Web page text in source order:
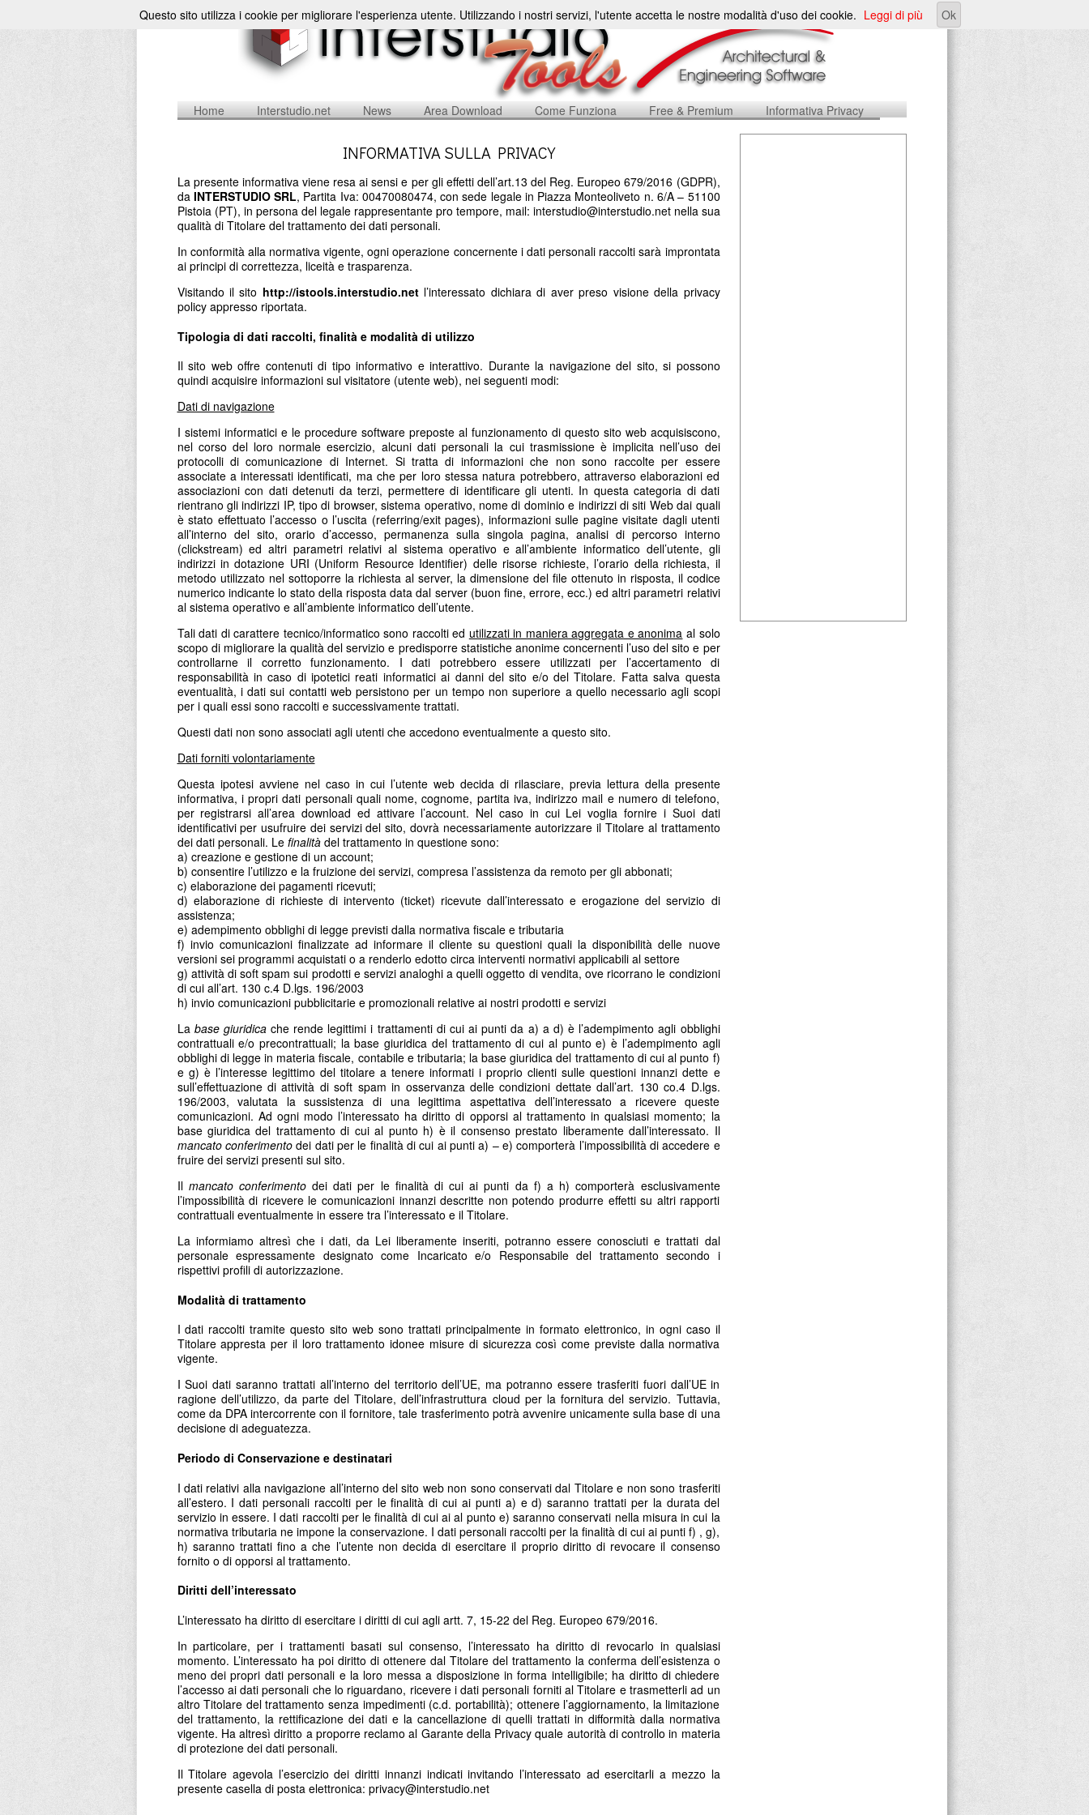
Home Interstudio.net News Area Download Come Funziona Free & Premium Informativa Privacy
INFORMATIVA SULLA PRIVACY
La presente informativa viene resa ai sensi e per gli effetti dell’art.13 del Reg. Europeo 679/2016 (GDPR),
da INTERSTUDIO SRL, Partita Iva: 00470080474, con sede legale in Piazza Monteoliveto n. 6/A – 51100
Pistoia (PT), in persona del legale rappresentante pro tempore, mail: interstudio@interstudio.net nella sua
qualità di Titolare del trattamento dei dati personali.
In conformità alla normativa vigente, ogni operazione concernente i dati personali raccolti sarà improntata
ai principi di correttezza, liceità e trasparenza.
Visitando il sito http://istools.interstudio.netl’interessato dichiara di aver preso visione della privacy
policy appresso riportata.
Tipologia di dati raccolti, finalità e modalità di utilizzo
Il sito web offre contenuti di tipo informativo e interattivo. Durante la navigazione del sito, si possono
quindi acquisire informazioni sul visitatore (utente web), nei seguenti modi:
Dati di navigazione
I sistemi informatici e le procedure software preposte al funzionamento di questo sito web acquisiscono,
nel corso del loro normale esercizio, alcuni dati personali la cui trasmissione è implicita nell’uso dei
protocolli di comunicazione di Internet. Si tratta di informazioni che non sono raccolte per essere
associate a interessati identificati, ma che per loro stessa natura potrebbero, attraverso elaborazioni ed
associazioni con dati detenuti da terzi, permettere di identificare gli utenti. In questa categoria di dati
rientrano gli indirizzi IP, tipo di browser, sistema operativo, nome di dominio e indirizzi di siti Web dai quali
è stato effettuato l’accesso o l’uscita (referring/exit pages), informazioni sulle pagine visitate dagli utenti
all’interno del sito, orario d’accesso, permanenza sulla singola pagina, analisi di percorso interno
(clickstream) ed altri parametri relativi al sistema operativo e all’ambiente informatico dell’utente, gli
indirizzi in dotazione URI (Uniform Resource Identifier) delle risorse richieste, l’orario della richiesta, il
metodo utilizzato nel sottoporre la richiesta al server, la dimensione del file ottenuto in risposta, il codice
numerico indicante lo stato della risposta data dal server (buon fine, errore, ecc.) ed altri parametri relativi
al sistema operativo e all’ambiente informatico dell’utente.
Tali dati di carattere tecnico/informatico sono raccolti ed utilizzati in maniera aggregata e anonima al solo
scopo di migliorare la qualità del servizio e predisporre statistiche anonime concernenti l’uso del sito e per
controllarne il corretto funzionamento. I dati potrebbero essere utilizzati per l’accertamento di
responsabilità in caso di ipotetici reati informatici ai danni del sito e/o del Titolare. Fatta salva questa
eventualità, i dati sui contatti web persistono per un tempo non superiore a quello necessario agli scopi
per i quali essi sono raccolti e successivamente trattati.
Questi dati non sono associati agli utenti che accedono eventualmente a questo sito.
Dati forniti volontariamente
Questa ipotesi avviene nel caso in cui l’utente web decida di rilasciare, previa lettura della presente
informativa, i propri dati personali quali nome, cognome, partita iva, indirizzo mail e numero di telefono,
per registrarsi all’area download ed attivare l’account. Nel caso in cui Lei voglia fornire i Suoi dati
identificativi per usufruire dei servizi del sito, dovrà necessariamente autorizzare il Titolare al trattamento
dei dati personali. Le finalitàdel trattamento in questione sono:
a) creazione e gestione di un account;
b) consentire l’utilizzo e la fruizione dei servizi, compresa l’assistenza da remoto per gli abbonati;
c) elaborazione dei pagamenti ricevuti;
d) elaborazione di richieste di intervento (ticket) ricevute dall’interessato e erogazione del servizio di
assistenza;
e) adempimento obblighi di legge previsti dalla normativa fiscale e tributaria
f) invio comunicazioni finalizzate ad informare il cliente su questioni quali la disponibilità delle nuove
versioni sei programmi acquistati o a renderlo edotto circa interventi normativi applicabili al settore
g) attività di soft spam sui prodotti e servizi analoghi a quelli oggetto di vendita, ove ricorrano le condizioni
di cui all’art. 130 c.4 D.lgs. 196/2003
h) invio comunicazioni pubblicitarie e promozionali relative ai nostri prodotti e servizi
La base giuridicache rende legittimi i trattamenti di cui ai punti da a) a d) è l’adempimento agli obblighi
contrattuali e/o precontrattuali; la base giuridica del trattamento di cui al punto e) è l’adempimento agli
obblighi di legge in materia fiscale, contabile e tributaria; la base giuridica del trattamento di cui al punto f)
e g) è l’interesse legittimo del titolare a tenere informati i proprio clienti sulle questioni innanzi dette e
sull’effettuazione di attività di soft spam in osservanza delle condizioni dettate dall’art. 130 co.4 D.lgs.
196/2003, valutata la sussistenza di una legittima aspettativa dell’interessato a ricevere queste
comunicazioni. Ad ogni modo l’interessato ha diritto di opporsi al trattamento in qualsiasi momento; la
base giuridica del trattamento di cui al punto h) è il consenso prestato liberamente dall’interessato. Il
mancato conferimentodei dati per le finalità di cui ai punti a) – e) comporterà l’impossibilità di accedere e
fruire dei servizi presenti sul sito.
Il mancato conferimentodei dati per le finalità di cui ai punti da f) a h) comporterà esclusivamente
l’impossibilità di ricevere le comunicazioni innanzi descritte non potendo produrre effetti su altri rapporti
contrattuali eventualmente in essere tra l’interessato e il Titolare.
La informiamo altresì che i dati, da Lei liberamente inseriti, potranno essere conosciuti e trattati dal
personale espressamente designato come Incaricato e/o Responsabile del trattamento secondo i
rispettivi profili di autorizzazione.
Modalità di trattamento
I dati raccolti tramite questo sito web sono trattati principalmente in formato elettronico, in ogni caso il
Titolare appresta per il loro trattamento idonee misure di sicurezza così come previste dalla normativa
vigente.
I Suoi dati saranno trattati all’interno del territorio dell’UE, ma potranno essere trasferiti fuori dall’UE in
ragione dell’utilizzo, da parte del Titolare, dell’infrastruttura cloud per la fornitura del servizio. Tuttavia,
come da DPA intercorrente con il fornitore, tale trasferimento potrà avvenire unicamente sulla base di una
decisione di adeguatezza.
Periodo di Conservazione e destinatari
I dati relativi alla navigazione all’interno del sito web non sono conservati dal Titolare e non sono trasferiti
all’estero. I dati personali raccolti per le finalità di cui ai punti a) e d) saranno trattati per la durata del
servizio in essere. I dati raccolti per le finalità di cui ai al punto e) saranno conservati nella misura in cui la
normativa tributaria ne impone la conservazione. I dati personali raccolti per la finalità di cui ai punti f) , g),
h) saranno trattati fino a che l’utente non decida di esercitare il proprio diritto di revocare il consenso
fornito o di opporsi al trattamento.
Diritti dell’interessato
L’interessato ha diritto di esercitare i diritti di cui agli artt. 7, 15-22 del Reg. Europeo 679/2016.
In particolare, per i trattamenti basati sul consenso, l’interessato ha diritto di revocarlo in qualsiasi
momento. L’interessato ha poi diritto di ottenere dal Titolare del trattamento la conferma dell’esistenza o
meno dei propri dati personali e la loro messa a disposizione in forma intelligibile; ha diritto di chiedere
l’accesso ai dati personali che lo riguardano, ricevere i dati personali forniti al Titolare e trasmetterli ad un
altro Titolare del trattamento senza impedimenti (c.d. portabilità); ottenere l’aggiornamento, la limitazione
del trattamento, la rettificazione dei dati e la cancellazione di quelli trattati in difformità dalla normativa
vigente. Ha altresì diritto a proporre reclamo al Garante della Privacy quale autorità di controllo in materia
di protezione dei dati personali.
Il Titolare agevola l’esercizio dei diritti innanzi indicati invitando l’interessato ad esercitarli a mezzo la
presente casella di posta elettronica: privacy@interstudio.net
Questo sito utilizza i cookie per migliorare l'esperienza utente. Utilizzando i nostri servizi, l'utente accetta le nostre modalità d'uso dei cookie. Leggi di più Ok